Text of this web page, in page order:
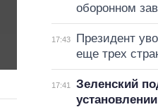
оборонном
17:43
Президент
еще трех
17:41
Зеленский